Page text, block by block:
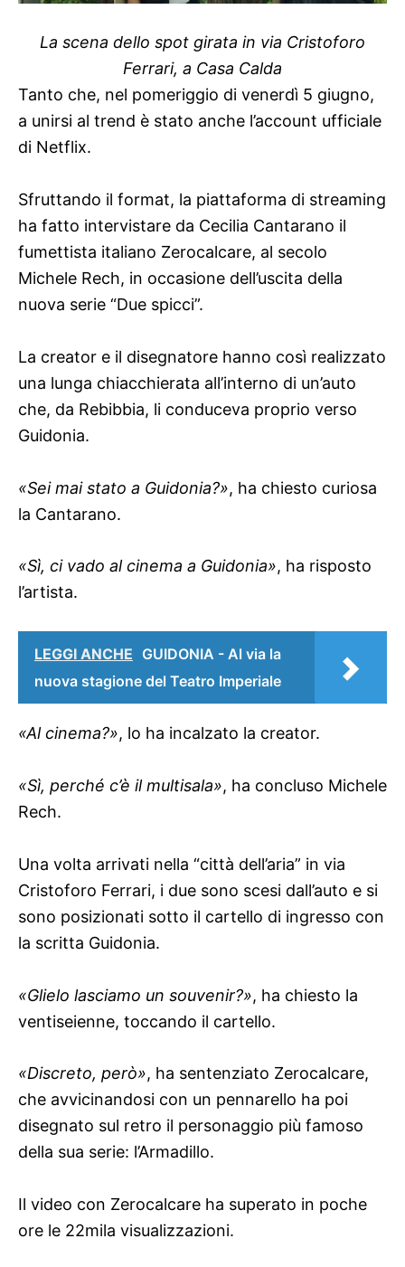
La scena dello spot girata in via Cristoforo
Ferrari, a Casa Calda
Tanto che, nel pomeriggio di venerdì 5 giugno,
a unirsi al trend è stato anche l’account ufficiale
di Netflix.
Sfruttando il format, la piattaforma di streaming
ha fatto intervistare da Cecilia Cantarano il
fumettista italiano Zerocalcare, al secolo
Michele Rech, in occasione dell’uscita della
nuova serie “Due spicci”.
La creator e il disegnatore hanno così realizzato
una lunga chiacchierata all’interno di un’auto
che, da Rebibbia, li conduceva proprio verso
Guidonia.
«Sei mai stato a Guidonia?», ha chiesto curiosa
la Cantarano.
«Sì, ci vado al cinema a Guidonia», ha risposto
l’artista.
LEGGI ANCHE GUIDONIA - Al via la
nuova stagione del Teatro Imperiale
«Al cinema?», lo ha incalzato la creator.
«Sì, perché c’è il multisala», ha concluso Michele
Rech.
Una volta arrivati nella “città dell’aria” in via
Cristoforo Ferrari, i due sono scesi dall’auto e si
sono posizionati sotto il cartello di ingresso con
la scritta Guidonia.
«Glielo lasciamo un souvenir?», ha chiesto la
ventiseienne, toccando il cartello.
«Discreto, però», ha sentenziato Zerocalcare,
che avvicinandosi con un pennarello ha poi
disegnato sul retro il personaggio più famoso
della sua serie: l’Armadillo.
Il video con Zerocalcare ha superato in poche
ore le 22mila visualizzazioni.